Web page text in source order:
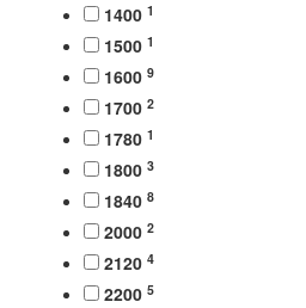
1400 1
1500 1
1600 9
1700 2
1780 1
1800 3
1840 8
2000 2
2120 4
2200 5